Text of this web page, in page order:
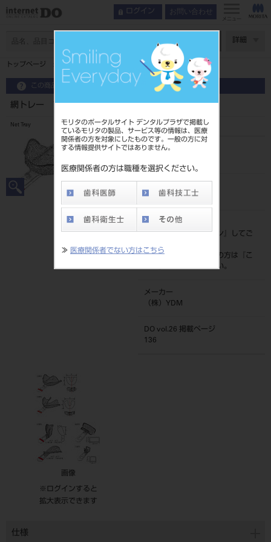
モリタのポータルサイト デンタルプラザで掲載し
ているモリタの製品、サービス等の情報は、医療
関係者の方を対象にしたものです。一般の方に対
する情報提供サイトではありません。
医療関係者の方は職種を選択ください。
≫ 医療関係者でない方はこちら
ログイン お問い合わせ
メニュー
詳細
トップページ 網トレー プレミアム 上顎用 B 19384
この商品に関するお問い合わせ
網トレー プレミアム 上顎用 B 19384
Net Tray
品目コード
4963931193844
標準価格
価格の確認は『ログイン
』してご
ネット会員登録がまだの方は『
こ
ちら』より登録ください。
メーカー
（株）YDM
DO vol.26 掲載ページ
136
画像
※ログインすると
拡大表示できます
仕様